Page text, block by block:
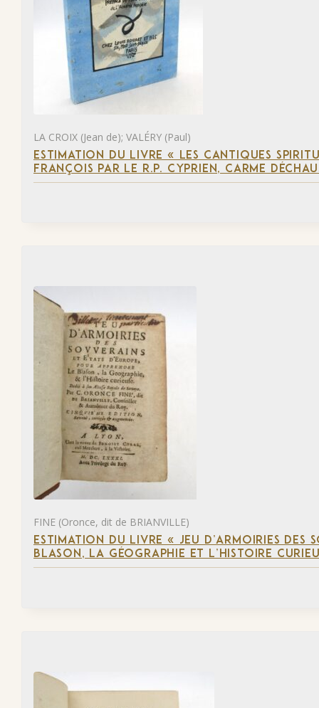
LA CROIX (Jean de); VALÉRY (Paul)
ESTIMATION DU LIVRE « LES CANTIQUES
FRANÇOIS PAR LE R.P. CYPRIEN, CARME
FINE (Oronce, dit de BRIANVILLE)
ESTIMATION DU LIVRE « JEU D’ARMOIRIES DES
BLASON, LA GÉOGRAPHIE ET L’HISTOIRE